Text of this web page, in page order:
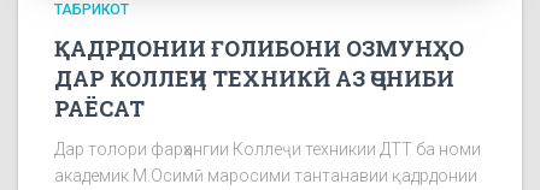
ТАБРИКОТ
ҚАДРДОНИИ ҒОЛИБОНИ ОЗМУНҲО
ДАР КОЛЛЕҶИ ТЕХНИКӢ АЗ ҶОНИБИ
РАЁСАТ
Дар толори фарҳангии Коллеҷи техникии ДТТ ба номи
академик М.Осимӣ маросими тантанавии қадрдонии